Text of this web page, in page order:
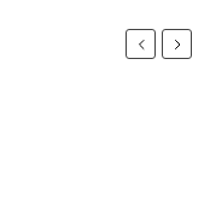
Previous
Next